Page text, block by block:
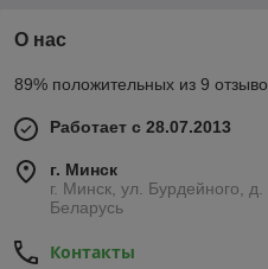
О нас
89% положительных из 9
Работает с 28.07.2013
г. Минск
г. Минск, ул. Бурдейного,
Беларусь
Контакты